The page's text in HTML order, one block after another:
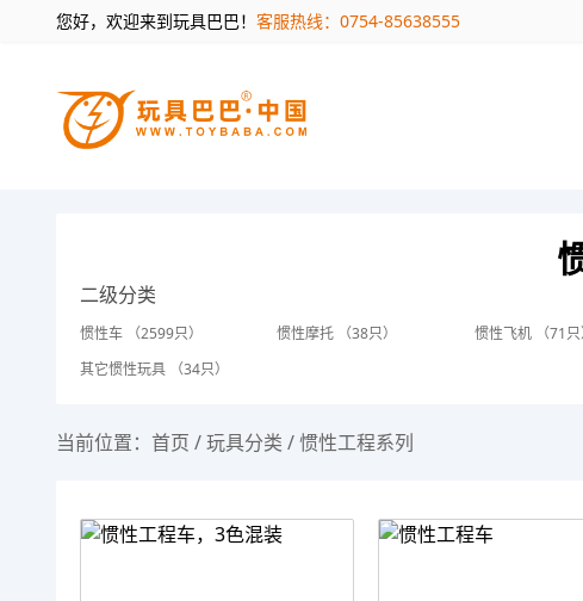
您好，欢迎来到玩具巴巴！ 客服热线：0754-85638555
二级分类
惯性车 （2599只） 惯性摩托 （38只） 惯性飞机 （71只
其它惯性玩具 （34只）
当前位置： 首页 /玩具分类 /惯性工程系列